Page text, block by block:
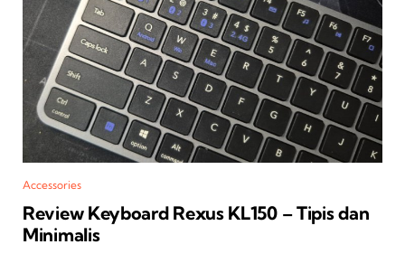
Accessories
Review Keyboard Rexus KL150 – Tipis dan
Minimalis